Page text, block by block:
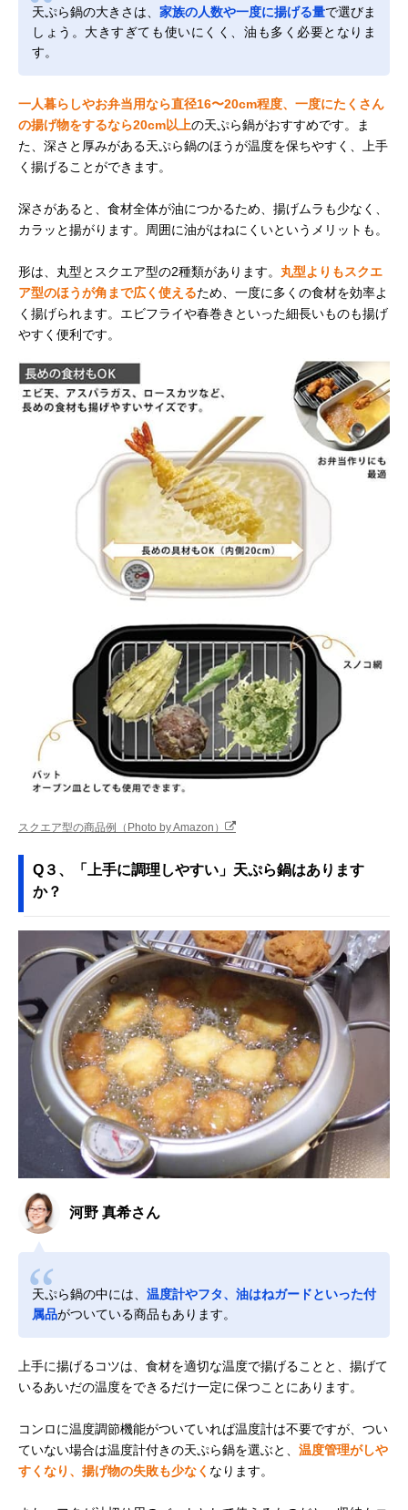
天ぷら鍋の大きさは、 家族の人数や一度に揚げる量で選びま
しょう。大きすぎても使いにくく、油も多く必要となりま
す。
一人暮らしやお弁当用なら直径16〜20cm程度、一度にたくさん
の揚げ物をするなら20cm以上の天ぷら鍋がおすすめです。ま
た、深さと厚みがある天ぷら鍋のほうが温度を保ちやすく、上手
く揚げることができます。
深さがあると、食材全体が油につかるため、揚げムラも少なく、
カラッと揚がります。周囲に油がはねにくいというメリットも。
形は、丸型とスクエア型の2種類があります。 丸型よりもスクエ
ア型のほうが角まで広く使えるため、一度に多くの食材を効率よ
く揚げられます。エビフライや春巻きといった細長いものも揚げ
やすく便利です。
スクエア型の商品例（Photo by Amazon）
Q３、「上手に調理しやすい」天ぷら鍋はあります
か？
河野 真希さん
天ぷら鍋の中には、 温度計やフタ、油はねガードといった付
属品がついている商品もあります。
上手に揚げるコツは、食材を適切な温度で揚げることと、揚げて
いるあいだの温度をできるだけ一定に保つことにあります。
コンロに温度調節機能がついていれば温度計は不要ですが、つい
ていない場合は温度計付きの天ぷら鍋を選ぶと、 温度管理がしや
すくなり、揚げ物の失敗も少なく なります。